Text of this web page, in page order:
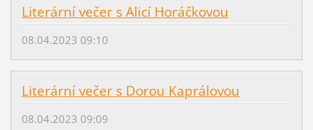
Literární večer s Alicí Horáčkovou
08.04.2023 09:10
Literární večer s Dorou Kaprálovou
08.04.2023 09:09